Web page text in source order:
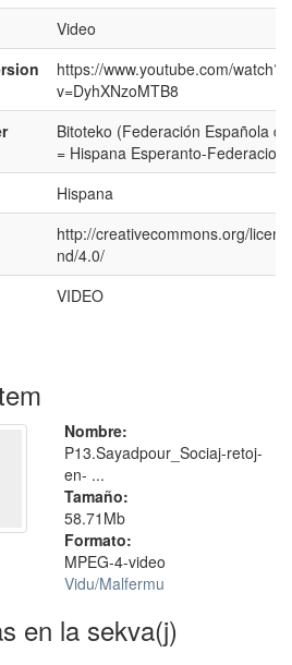
Video
https://www.youtube.com/watch?
v=DyhXNzoMTB8
Bitoteko (Federación Española
= Hispana Esperanto-Federacio)
Hispana
http://creativecommons.org/
nd/4.0/
VIDEO
Nombre:
P13.Sayadpour_Sociaj-retoj-
en- ...
Tamaño:
58.71Mb
Formato:
MPEG-4-video
Vidu/Malfermu
en la sekva(j)